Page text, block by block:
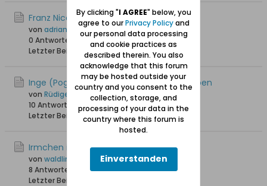
Franz Nicolaus ist verstorben +30.04.2024
von adrian
0 Antworten
1.937 Hits
0 Likes
Letzter Beitrag
13.05.2024, 19:08
Inge (Pogge 28) ist am 21.12.2023 verstorben
von Rüdiger S.
10 Antworten
5.039 Hits0 Likes
Letzter Beitrag 04.02.2024, 21:32
Irmchen ist am 13.07.2018 verstorben
von waldling +6.8.2023
8 Antworten
11.746 Hits0 Likes
Letzter Beitrag
By clicking "I AGREE" below, you
agree to ourPrivacy Policyand
our personal data processing
and cookie practices as
described therein. You also
acknowledge that this forum
may be hosted outside your
country and you consent to the
collection, storage, and
processing of your data in the
country where this forum is
hosted.
Einverstanden